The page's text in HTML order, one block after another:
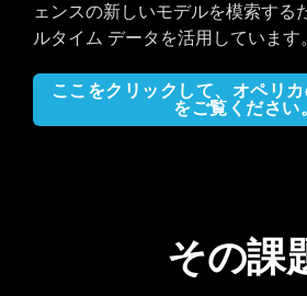
ェンスの新しいモデルを模索する
ルタイム データを活用しています。
ここをクリックして、オペリ
をご覧ください。
その課